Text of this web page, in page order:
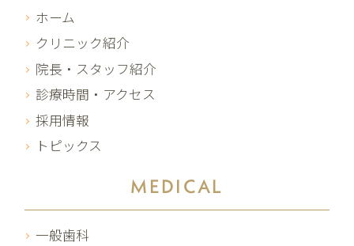
ホーム
クリニック紹介
院長・スタッフ紹介
診療時間・アクセス
採用情報
トピックス
MEDICAL
一般歯科